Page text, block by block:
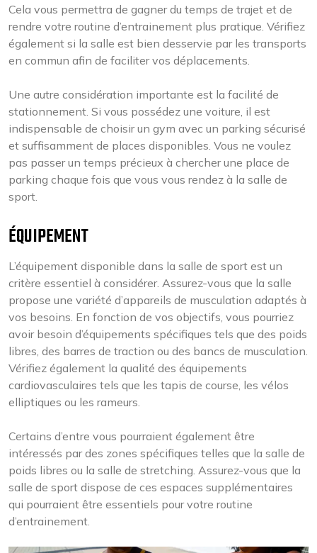
Cela vous permettra de gagner du temps de trajet et de
rendre votre routine d’entrainement plus pratique. Vérifiez
également si la salle est bien desservie par les transports
en commun afin de faciliter vos déplacements.
Une autre considération importante est la facilité de
stationnement. Si vous possédez une voiture, il est
indispensable de choisir un gym avec un parking sécurisé
et suffisamment de places disponibles. Vous ne voulez
pas passer un temps précieux à chercher une place de
parking chaque fois que vous vous rendez à la salle de
sport.
ÉQUIPEMENT
L’équipement disponible dans la salle de sport est un
critère essentiel à considérer. Assurez-vous que la salle
propose une variété d’appareils de musculation adaptés à
vos besoins. En fonction de vos objectifs, vous pourriez
avoir besoin d’équipements spécifiques tels que des poids
libres, des barres de traction ou des bancs de musculation.
Vérifiez également la qualité des équipements
cardiovasculaires tels que les tapis de course, les vélos
elliptiques ou les rameurs.
Certains d’entre vous pourraient également être
intéressés par des zones spécifiques telles que la salle de
poids libres ou la salle de stretching. Assurez-vous que la
salle de sport dispose de ces espaces supplémentaires
qui pourraient être essentiels pour votre routine
d’entrainement.